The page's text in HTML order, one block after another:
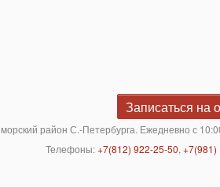
Записаться на
район С.-Петербурга. Ежедневно с
Телефоны:+7(812) 922-25-50, +7(981)